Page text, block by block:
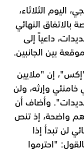
اليوم الثلاثاء،
بالاتفاق النهائي
داعياً إلى
بين الجانبين.
إن "ملايين
خامنئي وإرثه، ولن
وأضاف أن
واضحة، إذ تنص
لن تبدأ إذا
"احترموا